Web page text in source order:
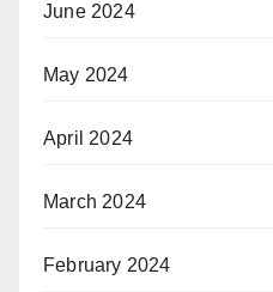
June 2024
May 2024
April 2024
March 2024
February 2024